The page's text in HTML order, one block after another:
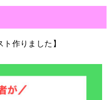
ト作りました】